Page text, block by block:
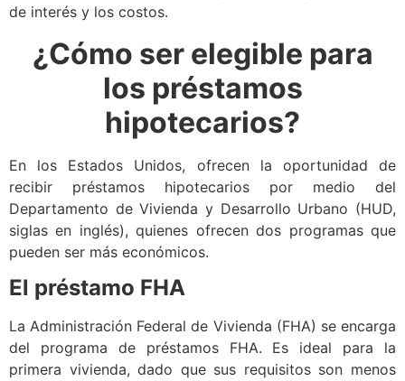
de interés y los costos.
¿Cómo ser elegible para
los préstamos
hipotecarios?
En los Estados Unidos, ofrecen la oportunidad de
recibir préstamos hipotecarios por medio del
Departamento de Vivienda y Desarrollo Urbano (HUD,
siglas en inglés), quienes ofrecen dos programas que
pueden ser más económicos.
El préstamo FHA
La Administración Federal de Vivienda (FHA) se encarga
del programa de préstamos FHA. Es ideal para la
primera vivienda, dado que sus requisitos son menos